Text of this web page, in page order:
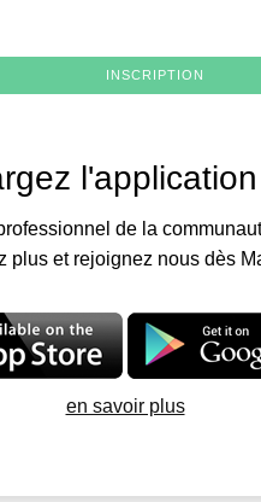
INSCRIPTION
de la
plus et rejoignez nous dès
en savoir plus